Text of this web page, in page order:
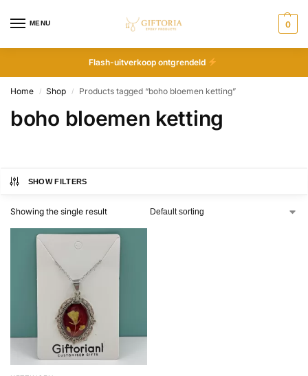
MENU 0
Flash-uitverkoop ontgrendeld
Home / Shop / Products tagged “boho bloemen ketting”
boho bloemen ketting
SHOW FILTERS
Showing the single result